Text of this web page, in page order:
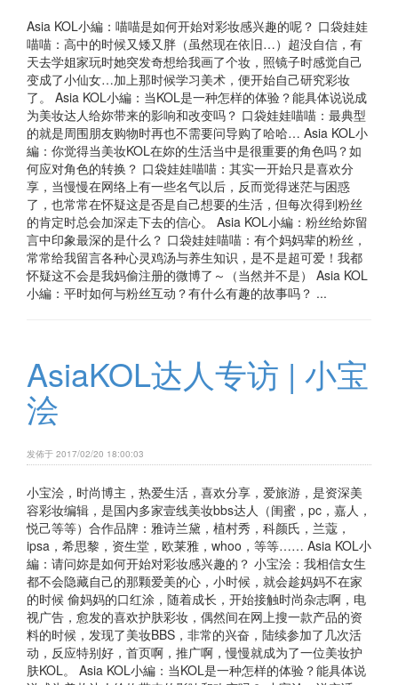
Asia KOL小編：喵喵是如何开始对彩妆感兴趣的呢？ 口袋娃娃
喵喵：高中的时候又矮又胖（虽然现在依旧…）超没自信，有
天去学姐家玩时她突发奇想给我画了个妆，照镜子时感觉自己
变成了小仙女…加上那时候学习美术，便开始自己研究彩妆
了。 Asia KOL小編：当KOL是一种怎样的体验？能具体说说成
为美妆达人给妳带来的影响和改变吗？ 口袋娃娃喵喵：最典型
的就是周围朋友购物时再也不需要问导购了哈哈… Asia KOL小
編：你觉得当美妆KOL在妳的生活当中是很重要的角色吗？如
何应对角色的转换？ 口袋娃娃喵喵：其实一开始只是喜欢分
享，当慢慢在网络上有一些名气以后，反而觉得迷茫与困惑
了，也常常在怀疑这是否是自己想要的生活，但每次得到粉丝
的肯定时总会加深走下去的信心。 Asia KOL小編：粉丝给妳留
言中印象最深的是什么？ 口袋娃娃喵喵：有个妈妈辈的粉丝，
常常给我留言各种心灵鸡汤与养生知识，是不是超可爱！我都
怀疑这不会是我妈偷注册的微博了～（当然并不是） Asia KOL
小編：平时如何与粉丝互动？有什么有趣的故事吗？ ...
AsiaKOL达人专访 | 小宝
浍
发佈于 2017/02/20 18:00:03
小宝浍，时尚博主，热爱生活，喜欢分享，爱旅游，是资深美
容彩妆编辑，是国内多家壹线美妆bbs达人（闺蜜，pc，嘉人，
悦己等等）合作品牌：雅诗兰黛，植村秀，科颜氏，兰蔻，
ipsa，希思黎，资生堂，欧莱雅，whoo，等等…… Asia KOL小
編：请问妳是如何开始对彩妆感兴趣的？ 小宝浍：我相信女生
都不会隐藏自己的那颗爱美的心，小时候，就会趁妈妈不在家
的时候 偷妈妈的口红涂，随着成长，开始接触时尚杂志啊，电
视广告，愈发的喜欢护肤彩妆，偶然间在网上搜一款产品的资
料的时候，发现了美妆BBS，非常的兴奋，陆续参加了几次活
动，反应特别好，首页啊，推广啊，慢慢就成为了一位美妆护
肤KOL。 Asia KOL小編：当KOL是一种怎样的体验？能具体说